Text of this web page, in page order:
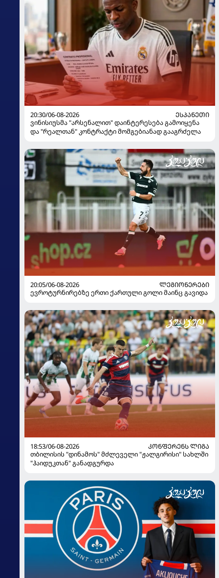
20:30/06-08-2026
ᲔᲡᲞᲐᲜᲔᲗᲘ
ვინისიუსმა "არსენალით" დაინტერესება გამოიყენა
და "რეალთან" კონტრაქტი მომგებიანად გააგრძელა
20:05/06-08-2026
ᲚᲔᲒᲘᲝᲜᲔᲠᲔᲑᲘ
ევროტურნირებზე ერთი ქართული გოლი მაინც გავიდა
18:53/06-08-2026
ᲙᲝᲜᲤᲔᲠᲔᲜᲡ ᲚᲘᲒᲐ
თბილისის "დინამოს" მძლეველი "ჟალგირისი" სახლში
"ჰაიდუკთან" განადგურდა